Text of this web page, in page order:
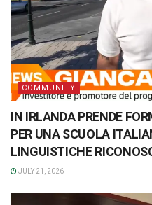
COMMUNITY
IN IRLANDA PRENDE
PER UNA SCUOLA
LINGUISTICHE
JULY 21, 2026